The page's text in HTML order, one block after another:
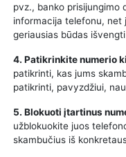
pvz., banko prisijungimo
informacija telefonu, net
geriausias būdas
4. Patikrinkite numerio
patikrinti, kas jums
patikrinti, pavyzdžiui,
5. Blokuoti įtartinus
užblokuokite juos
skambučius iš